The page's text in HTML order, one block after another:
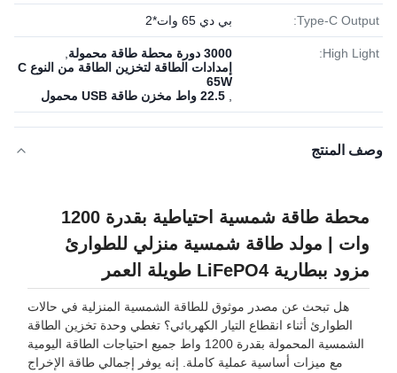
Type-C Output: بي دي 65 وات*2
High Light: 3000 دورة محطة طاقة محمولة
إمدادات الطاقة لتخزين الطاقة من النوع C
65W
22.5 واط مخزن طاقة USB محمول
وصف المنتج
محطة طاقة شمسية احتياطية بقدرة 1200
وات | مولد طاقة شمسية منزلي للطوارئ
مزود ببطارية LiFePO4 طويلة العمر
هل تبحث عن مصدر موثوق للطاقة الشمسية المنزلية في حالات
الطوارئ أثناء انقطاع التيار الكهربائي؟ تغطي وحدة تخزين الطاقة
الشمسية المحمولة بقدرة 1200 واط جميع احتياجات الطاقة اليومية
مع ميزات أساسية عملية كاملة. إنه يوفر إجمالي طاقة الإخراج